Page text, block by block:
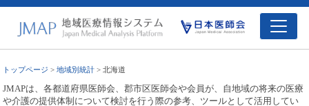
トップページ >地域別統計 > 北海道
JMAPは、各都道府県医師会、郡市区医師会や会員が、自地域の将来の医療
や介護の提供体制について検討を行う際の参考、ツールとして活用してい